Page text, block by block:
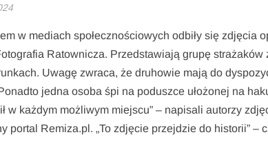
w mediach społecznościowych odbiły się zdjęcia
Ratownicza. Przedstawiają grupę
Uwagę zwraca, że druhowie mają do
jedna osoba śpi na poduszce ułożonej na
w każdym możliwym miejscu” – napisali autorzy
portal Remiza.pl. „To zdjęcie przejdzie do historii” –